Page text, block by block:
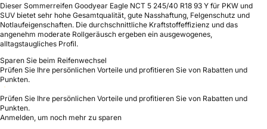
Dieser Sommerreifen Goodyear Eagle NCT 5 245/40 R18 93 Y für PKW und
SUV bietet sehr hohe Gesamtqualität, gute Nasshaftung, Felgenschutz und
Notlaufeigenschaften. Die durchschnittliche Kraftstoffeffizienz und das
angenehm moderate Rollgeräusch ergeben ein ausgewogenes,
alltagstaugliches Profil.
Sparen Sie beim Reifenwechsel
Prüfen Sie Ihre persönlichen Vorteile und profitieren Sie von Rabatten und
Punkten.
Prüfen Sie Ihre persönlichen Vorteile und profitieren Sie von Rabatten und
Punkten.
Anmelden, um noch mehr zu sparen